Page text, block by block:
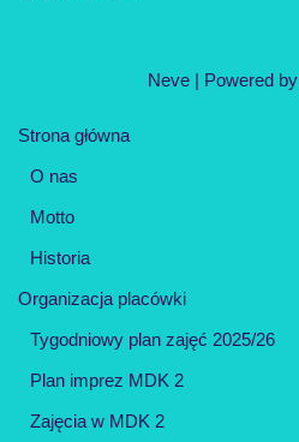
Neve| Powered by
Strona główna
O nas
Motto
Historia
Organizacja placówki
Tygodniowy plan zajęć 2025/26
Plan imprez MDK 2
Zajęcia w MDK 2